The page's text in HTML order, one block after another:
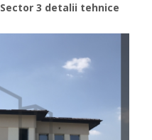
3 detalii tehnice